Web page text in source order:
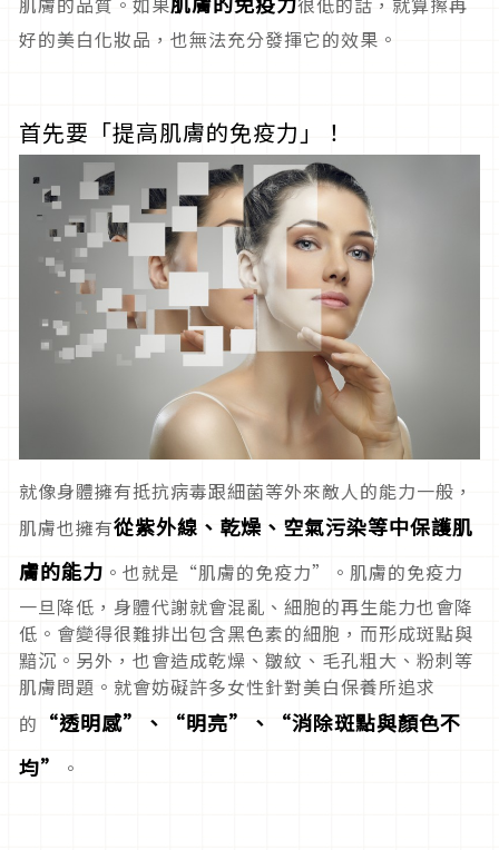
好的美白化妝品，也無法充分發揮它的效果。
首先要「提高肌膚的免疫力」！
就像身體擁有抵抗病毒跟細菌等外來敵人的能力一般，
肌膚也擁有從紫外線、乾燥、空氣污染等中保護肌
膚的能力 。也就是“肌膚的免疫力”。肌膚的免疫力
一旦降低，身體代謝就會混亂、細胞的再生能力也會降
低。會變得很難排出包含黑色素的細胞，而形成斑點與
黯沉。另外，也會造成乾燥、皺紋、毛孔粗大、粉刺等
肌膚問題。就會妨礙許多女性針對美白保養所追求
的 “透明感”、“明亮”、“消除斑點與顏色不
均”
。